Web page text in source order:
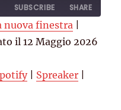
SUBSCRIBE SHARE
RSS
iTunes
nuova finestra
il 12 Maggio 2026
| Spreaker